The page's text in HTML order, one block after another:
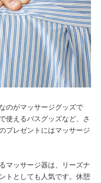
のがマッサージグッズで
使えるバスグッズなど、さ
プレゼントにはマッサージ
マッサージ器は、リーズナ
トとしても人気です。休憩